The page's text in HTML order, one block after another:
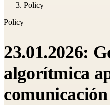
Policy
Policy
23.01.2026:
algorítmica